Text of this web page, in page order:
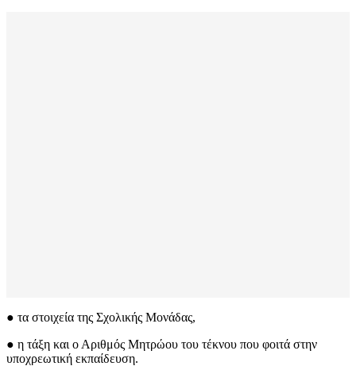
● τα στοιχεία της Σχολικής Μονάδας,
● η τάξη και ο Αριθμός Μητρώου του τέκνου που φοιτά στην
υποχρεωτική εκπαίδευση.